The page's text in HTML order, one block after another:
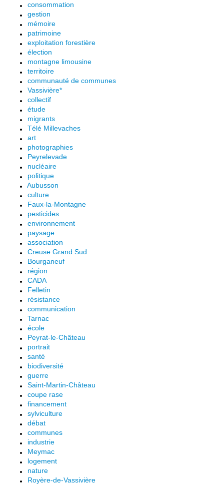
consommation
gestion
mémoire
patrimoine
exploitation forestière
élection
montagne limousine
territoire
communauté de communes
Vassivière*
collectif
étude
migrants
Télé Millevaches
art
photographies
Peyrelevade
nucléaire
politique
Aubusson
culture
Faux-la-Montagne
pesticides
environnement
paysage
association
Creuse Grand Sud
Bourganeuf
région
CADA
Felletin
résistance
communication
Tarnac
école
Peyrat-le-Château
portrait
santé
biodiversité
guerre
Saint-Martin-Château
coupe rase
financement
sylviculture
débat
communes
industrie
Meymac
logement
nature
Royère-de-Vassivière